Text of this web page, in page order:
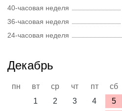
40-часовая неделя
36-часовая неделя
24-часовая неделя
Декабрь
пн вт ср чт пт сб
1
2 3 4 5